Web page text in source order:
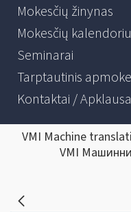
Mokesčių žinynas
Mokesčių
Seminarai
Tarptautinis
Kontaktai / Apklausa
VMI Machine
VMI